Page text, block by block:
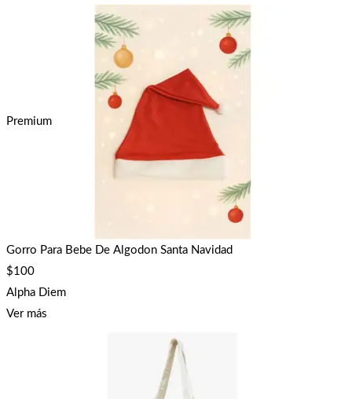
Premium
Gorro Para Bebe De Algodon Santa Navidad
$100
Alpha Diem
Ver más